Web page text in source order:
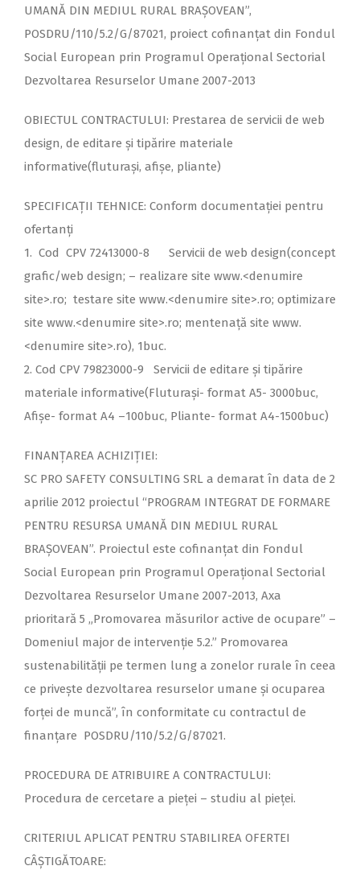
UMANĂ DIN MEDIUL RURAL BRAȘOVEAN”,
POSDRU/110/5.2/G/87021, proiect cofinanţat din Fondul
Social European prin Programul Operaţional Sectorial
Dezvoltarea Resurselor Umane 2007-2013
OBIECTUL CONTRACTULUI: Prestarea de servicii de web
design, de editare și tipărire materiale
informative(fluturași, afișe, pliante)
SPECIFICAȚII TEHNICE: Conform documentației pentru
ofertanți
1. Cod CPV 72413000-8 Servicii de web design(concept
grafic/web design; – realizare site www.<denumire
site>.ro; testare site www.<denumire site>.ro; optimizare
site www.<denumire site>.ro; mentenaţă site www.
<denumire site>.ro), 1buc.
2. Cod CPV 79823000-9 Servicii de editare și tipărire
materiale informative(Fluturași- format A5- 3000buc,
Afișe- format A4 –100buc, Pliante- format A4-1500buc)
FINANȚAREA ACHIZIȚIEI:
SC PRO SAFETY CONSULTING SRL a demarat în data de 2
aprilie 2012 proiectul “PROGRAM INTEGRAT DE FORMARE
PENTRU RESURSA UMANĂ DIN MEDIUL RURAL
BRAȘOVEAN”. Proiectul este cofinanțat din Fondul
Social European prin Programul Operațional Sectorial
Dezvoltarea Resurselor Umane 2007-2013, Axa
prioritară 5 „Promovarea măsurilor active de ocupare” –
Domeniul major de intervenţie 5.2.” Promovarea
sustenabilităţii pe termen lung a zonelor rurale în ceea
ce priveşte dezvoltarea resurselor umane şi ocuparea
forţei de muncă”, în conformitate cu contractul de
finanțare POSDRU/110/5.2/G/87021.
PROCEDURA DE ATRIBUIRE A CONTRACTULUI:
Procedura de cercetare a pieței – studiu al pieței.
CRITERIUL APLICAT PENTRU STABILIREA OFERTEI
CÂȘTIGĂTOARE: